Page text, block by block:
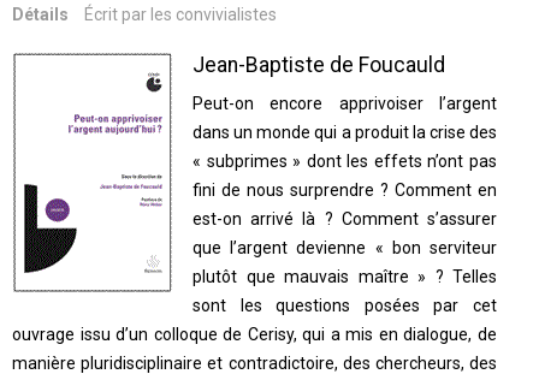
Détails Écrit par les convivialistes
Jean-Baptiste de Foucauld
Peut-on encore apprivoiser l’argent
dans un monde qui a produit la crise des
« subprimes » dont les effets n’ont pas
fini de nous surprendre ? Comment en
est-on arrivé là ? Comment s’assurer
que l’argent devienne « bon serviteur
plutôt que mauvais maître » ? Telles
sont les questions posées par cet
ouvrage issu d’un colloque de Cerisy, qui a mis en dialogue, de
manière pluridisciplinaire et contradictoire, des chercheurs, des